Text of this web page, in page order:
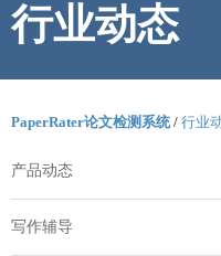
行业动态
PaperRater论文检测系统/ 行业
产品动态
写作辅导